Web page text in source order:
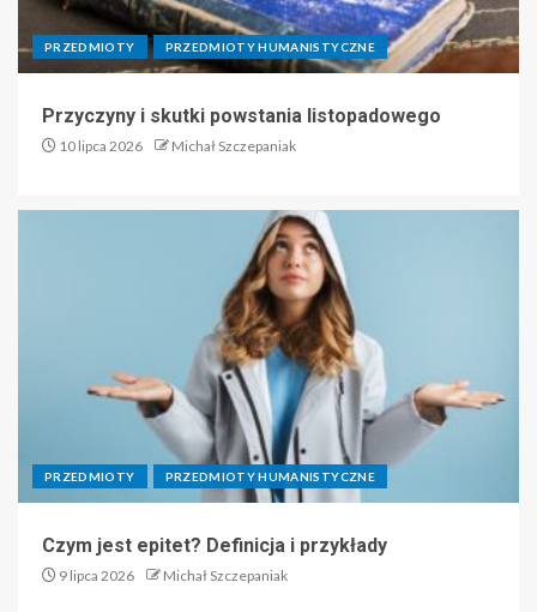
PRZEDMIOTY PRZEDMIOTY HUMANISTYCZNE
Przyczyny i skutki powstania listopadowego
10 lipca 2026 Michał Szczepaniak
PRZEDMIOTY PRZEDMIOTY HUMANISTYCZNE
Czym jest epitet? Definicja i przykłady
9 lipca 2026 Michał Szczepaniak